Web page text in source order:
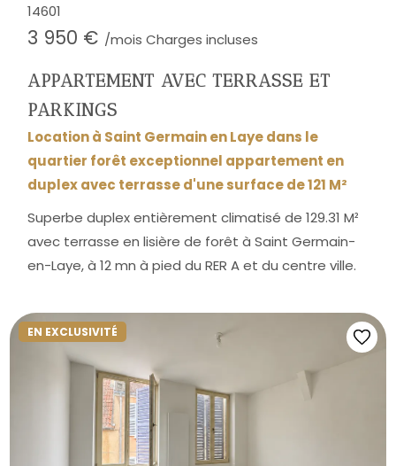
14601
3 950 € /mois Charges incluses
APPARTEMENT AVEC TERRASSE ET
PARKINGS
Location à Saint Germain en Laye dans le
quartier forêt exceptionnel appartement en
duplex avec terrasse d'une surface de 121 M²
Superbe duplex entièrement climatisé de 129.31 M²
avec terrasse en lisière de forêt à Saint Germain-
en-Laye, à 12 mn à pied du RER A et du centre ville.
EN EXCLUSIVITÉ